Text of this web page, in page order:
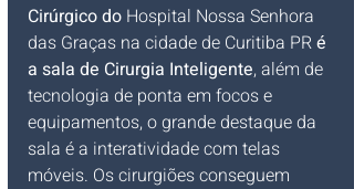
Cirúrgico do Hospital Nossa Senhora
das Graças na cidade de Curitiba PR é
a sala de Cirurgia Inteligente, além de
tecnologia de ponta em focos e
equipamentos, o grande destaque da
sala é a interatividade com telas
móveis. Os cirurgiões conseguem